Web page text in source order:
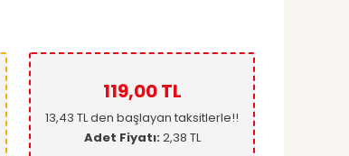
119,00 TL
13,43 TL den başlayan taksitlerle!!
Adet Fiyatı:2,38 TL